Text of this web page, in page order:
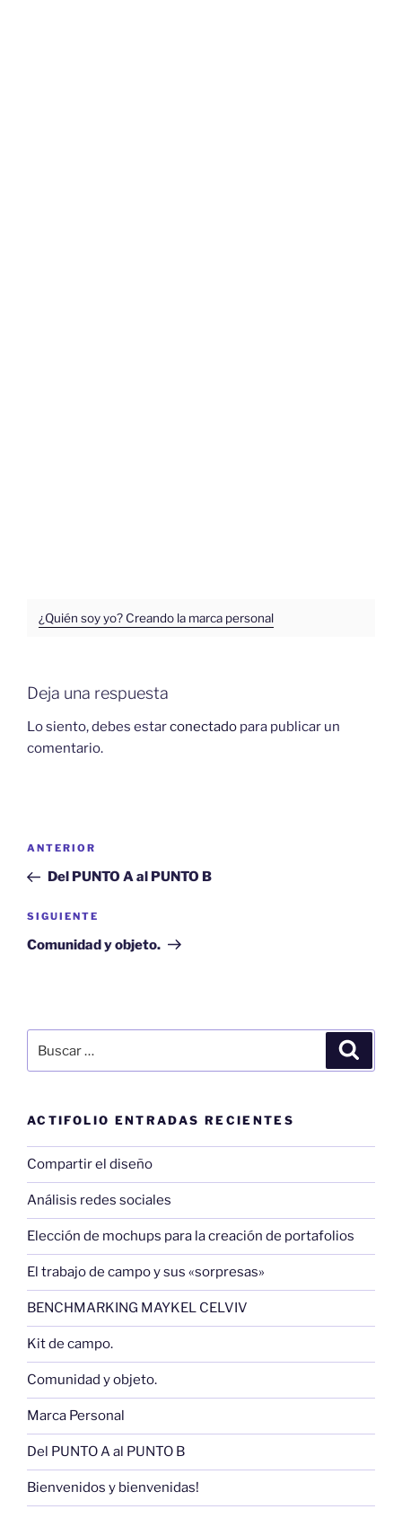
¿Quién soy yo? Creando la marca personal
Deja una respuesta
Lo siento, debes estarconectado para publicar un
comentario.
Navegación
entradas
Entrada
anterior:
ANTERIOR
Del PUNTO A al PUNTO B
Siguiente
entrada
SIGUIENTE
Comunidad y objeto.
por:
ACTIFOLIO ENTRADAS RECIENTES
Compartir el diseño
Análisis redes sociales
Elección de mochups para la creación de portafolios
El trabajo de campo y sus «sorpresas»
BENCHMARKING MAYKEL CELVIV
Kit de campo.
Comunidad y objeto.
Marca Personal
Del PUNTO A al PUNTO B
Bienvenidos y bienvenidas!